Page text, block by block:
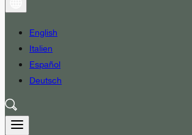
English
Italien
Español
Deutsch